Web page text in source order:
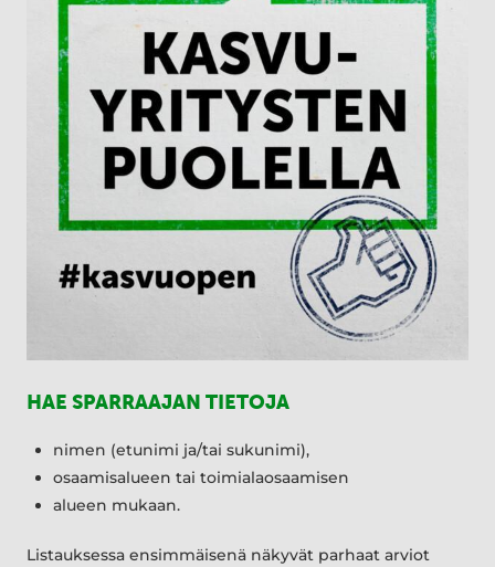
HAE SPARRAAJAN TIETOJA
nimen (etunimi ja/tai sukunimi),
osaamisalueen tai toimialaosaamisen
alueen mukaan.
Listauksessa ensimmäisenä näkyvät parhaat arviot